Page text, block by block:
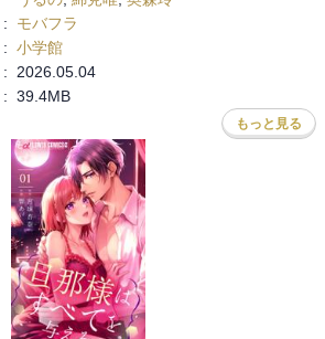
:
モバフラ
: 小学館
:
2026.05.04
: 39.4MB
もっと見る